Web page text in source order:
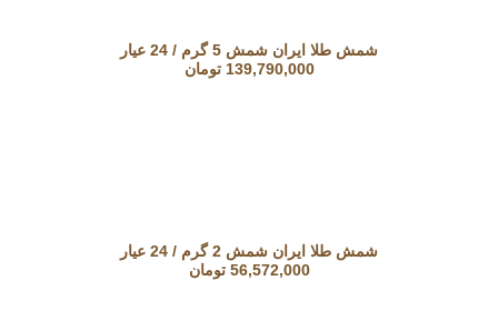
شمش طلا ایران شمش 5 گرم / 24 عیار
139,790,000 تومان
شمش طلا ایران شمش 2 گرم / 24 عیار
56,572,000 تومان